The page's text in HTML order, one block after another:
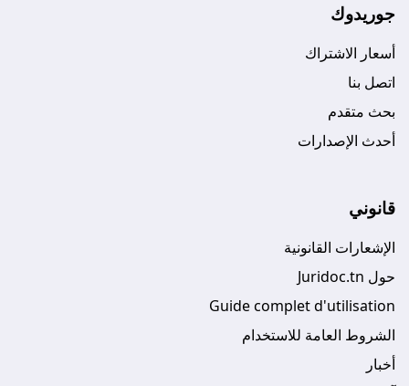
جوريدوك
أسعار الاشتراك
اتصل بنا
بحث متقدم
أحدث الإصدارات
قانوني
الإشعارات القانونية
حول Juridoc.tn
Guide complet d'utilisation
الشروط العامة للاستخدام
أخبار